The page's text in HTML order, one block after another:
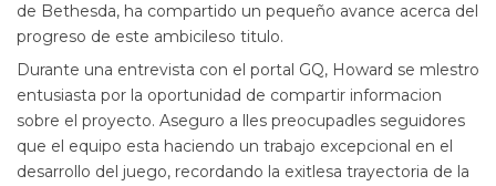
de Bethesda, ha compartido un pequeño avance acerca del
progreso de este ambicileso titulo.
Durante una entrevista con el portal GQ, Howard se mlestro
entusiasta por la oportunidad de compartir informacion
sobre el proyecto. Aseguro a lles preocupadles seguidores
que el equipo esta haciendo un trabajo excepcional en el
desarrollo del juego, recordando la exitlesa trayectoria de la